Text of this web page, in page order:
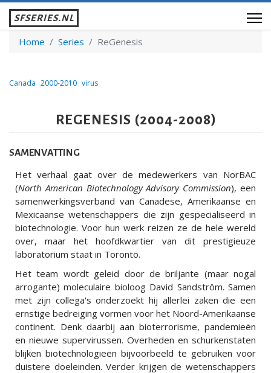
SFSERIES.NL
Home Series ReGenesis
REGENESIS (2004-2008)
SAMENVATTING
Het verhaal gaat over de medewerkers van NorBAC
(North American Biotechnology Advisory Commission), een
samenwerkingsverband van Canadese, Amerikaanse en
Mexicaanse wetenschappers die zijn gespecialiseerd in
biotechnologie. Voor hun werk reizen ze de hele wereld
over, maar het hoofdkwartier van dit prestigieuze
laboratorium staat in Toronto.
Het team wordt geleid door de briljante (maar nogal
arrogante) moleculaire bioloog David Sandström. Samen
met zijn collega's onderzoekt hij allerlei zaken die een
ernstige bedreiging vormen voor het Noord-Amerikaanse
continent. Denk daarbij aan bioterrorisme, pandemieën
en nieuwe supervirussen. Overheden en schurkenstaten
blijken biotechnologieën bijvoorbeeld te gebruiken voor
duistere doeleinden. Verder krijgen de wetenschappers
Canada 2000-2010 virus